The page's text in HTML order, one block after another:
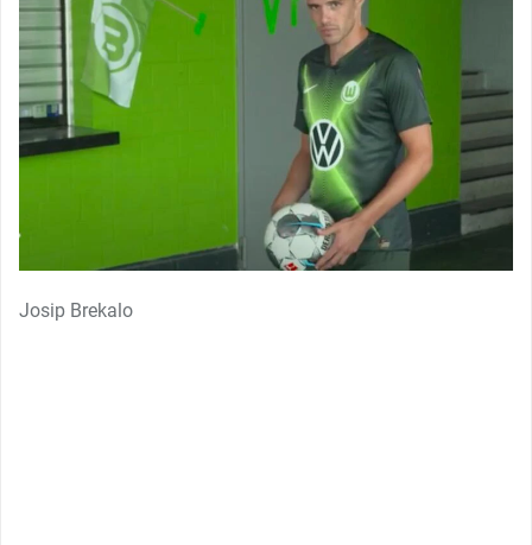
Josip Brekalo